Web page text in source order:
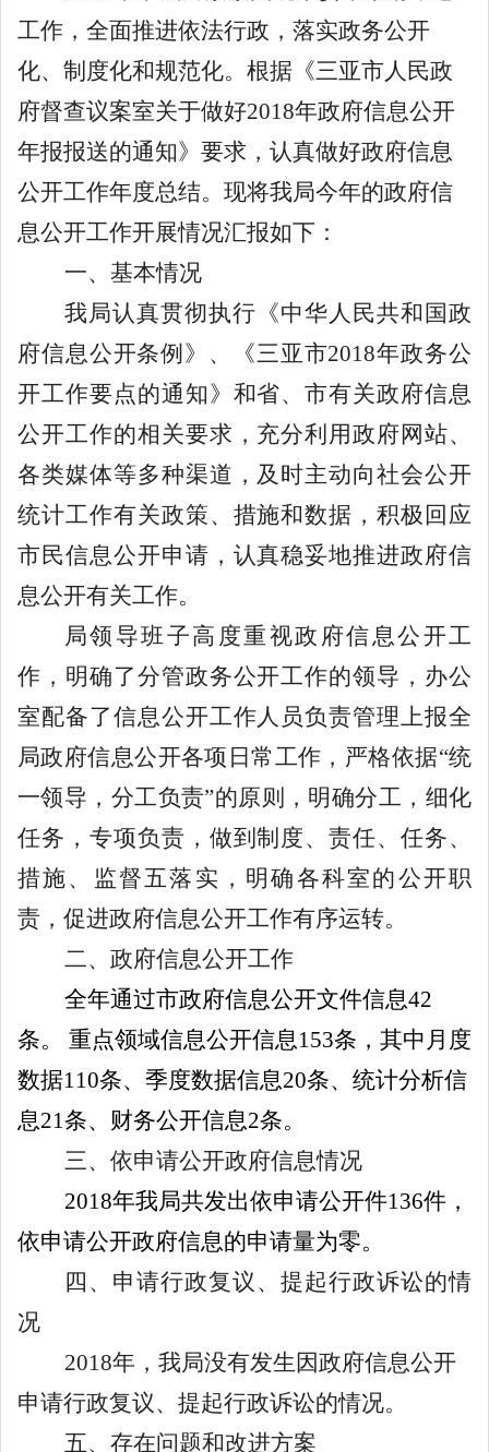
工作，全面推进依法行政，落实政务公开
化、制度化和规范化。根据《三亚市人民政
府督查议案室关于做好2018年政府信息公开
年报报送的通知》要求，认真做好政府信息
公开工作年度总结。现将我局今年的政府信
息公开工作开展情况汇报如下：
一、基本情况
我局认真贯彻执行《中华人民共和国政
府信息公开条例》、《三亚市2018年政务公
开工作要点的通知》和省、市有关政府信息
公开工作的相关要求，充分利用政府网站、
各类媒体等多种渠道，及时主动向社会公开
统计工作有关政策、措施和数据，积极回应
市民信息公开申请，认真稳妥地推进政府信
息公开有关工作。
局领导班子高度重视政府信息公开工
作，明确了分管政务公开工作的领导，办公
室配备了信息公开工作人员负责管理上报全
局政府信息公开各项日常工作，严格依据“统
一领导，分工负责”的原则，明确分工，细化
任务，专项负责，做到制度、责任、任务、
措施、监督五落实，明确各科室的公开职
责，促进政府信息公开工作有序运转。
二、政府信息公开工作
全年通过市政府信息公开文件信息42
条。
重点领域信息公开信息153条，其中月度
数据110条、季度数据信息20条、统计分析信
息21条、财务公开信息2条。
三、依申请公开政府信息情况
2018年我局共发出依申请公开件136件，
依申请公开政府信息的申请量为零。
四、申请行政复议、提起行政诉讼的情
况
2018年，我局没有发生因政府信息公开
申请行政复议、提起行政诉讼的情况。
五、存在问题和改进方案